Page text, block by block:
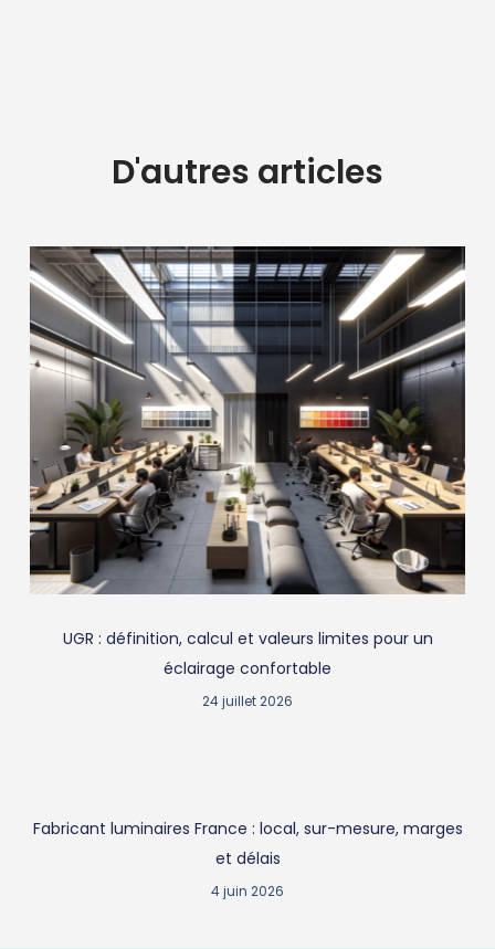
D'autres articles
UGR : définition, calcul et valeurs limites pour un
éclairage confortable
24 juillet 2026
Fabricant luminaires France : local, sur-mesure, marges
et délais
4 juin 2026